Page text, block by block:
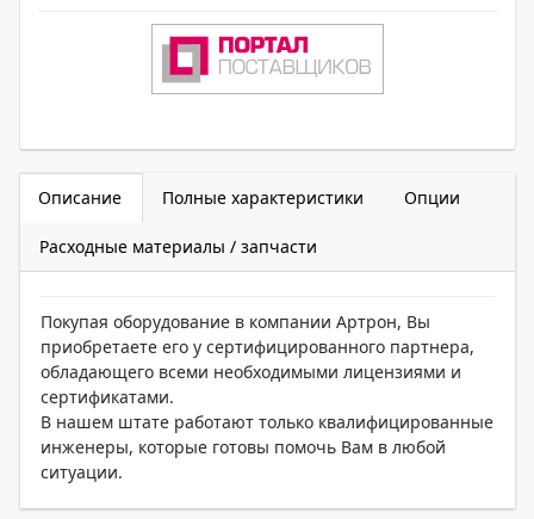
Описание Полные характеристики Опции
Расходные материалы / запчасти
Покупая оборудование в компании Артрон, Вы
приобретаете его у сертифицированного партнера,
обладающего всеми необходимыми лицензиями и
сертификатами.
В нашем штате работают только квалифицированные
инженеры, которые готовы помочь Вам в любой
ситуации.